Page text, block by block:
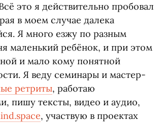
это я действительно пробовал
в моем случае далека
Я много езжу по разным
маленький ребёнок, и при этом
и мало кому понятной
Я веду семинары и мастер-
ретриты, работаю
пишу тексты, видео и аудио,
, участвую в проектах